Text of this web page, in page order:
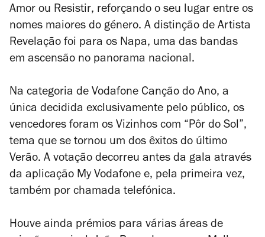
Amor ou Resistir, reforçando o seu lugar entre os
nomes maiores do género. A distinção de Artista
Revelação foi para os Napa, uma das bandas
em ascensão no panorama nacional.
Na categoria de Vodafone Canção do Ano, a
única decidida exclusivamente pelo público, os
vencedores foram os Vizinhos com “Pôr do Sol”,
tema que se tornou um dos êxitos do último
Verão. A votação decorreu antes da gala através
da aplicação My Vodafone e, pela primeira vez,
também por chamada telefónica.
Houve ainda prémios para várias áreas de